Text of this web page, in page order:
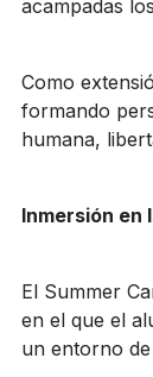
acampadas
Como
formando
humana,
Inmersión en
El Summer
en el que el
un entorno